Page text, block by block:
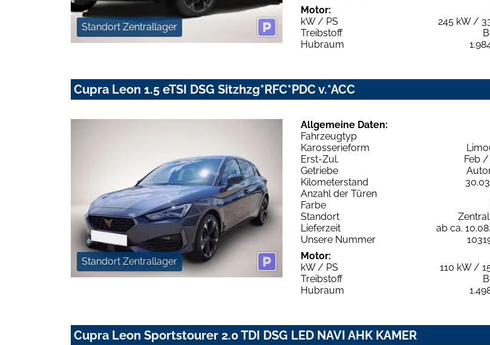
Standort Zentrallager
Motor:
kW / PS
245 kW /
Treibstoff
Hubraum
Cupra Leon 1.5 eTSI DSG Sitzhzg*RFC*PDC v.*ACC
Standort Zentrallager
Allgemeine Daten:
Fahrzeugtyp
Karosserieform
Erst-Zul.
Feb /
Getriebe
Kilometerstand
Anzahl der Türen
Farbe
Standort
Lieferzeit
ab ca.
Unsere Nummer
Motor:
kW / PS
110 kW /
Treibstoff
Hubraum
Cupra Leon Sportstourer 2.0 TDI DSG LED NAVI AHK KAMER